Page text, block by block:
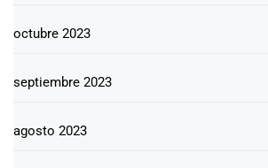
octubre 2023
septiembre 2023
agosto 2023